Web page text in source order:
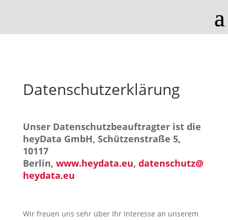
Datenschutzerklärung
Unser Datenschutzbeauftragter ist die
heyData GmbH, Schützenstraße 5,
10117
Berlin, www.heydata.eu, datenschutz@
heydata.eu
Wir freuen uns sehr über Ihr Interesse an unserem